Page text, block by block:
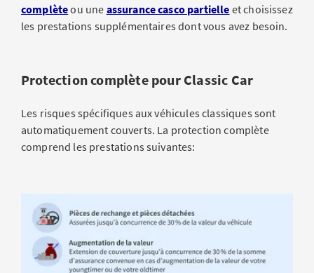
complèteou une assurance casco partielle et choisissez
les prestations supplémentaires dont vous avez besoin.
Protection complète pour Classic Car
Les risques spécifiques aux véhicules classiques sont
automatiquement couverts. La protection complète
comprend les prestations suivantes: